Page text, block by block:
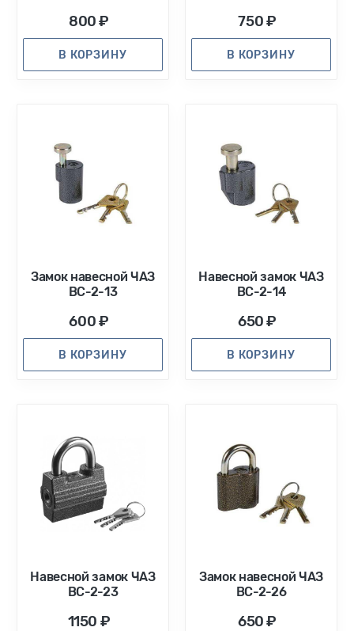
800 ₽
В КОРЗИНУ
750 ₽
В КОРЗИНУ
Замок навесной ЧАЗ
ВС-2-13
600 ₽
В КОРЗИНУ
Навесной замок ЧАЗ
ВС-2-14
650 ₽
В КОРЗИНУ
Навесной замок ЧАЗ
ВС-2-23
1150 ₽
Замок навесной ЧАЗ
ВС-2-26
650 ₽